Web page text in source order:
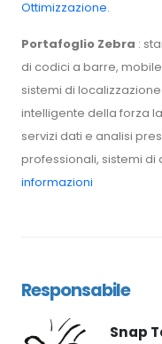
Ottimizzazione.
Portafoglio Zebra :
di codici a barre,
sistemi di
intelligente della forza
servizi dati e analisi
professionali, sistemi
informazioni
Responsabile
Snap